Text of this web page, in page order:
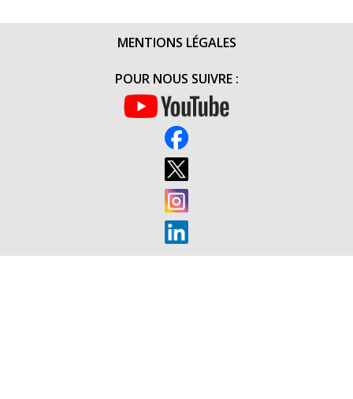
MENTIONS LÉGALES
POUR NOUS SUIVRE :